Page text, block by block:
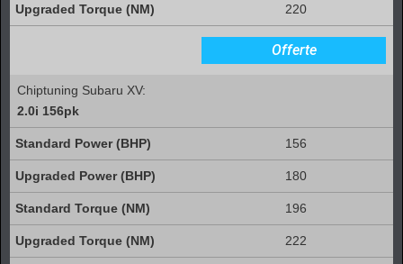
220
Offerte
Chiptuning Subaru XV:
2.0i 156pk
156
180
196
222